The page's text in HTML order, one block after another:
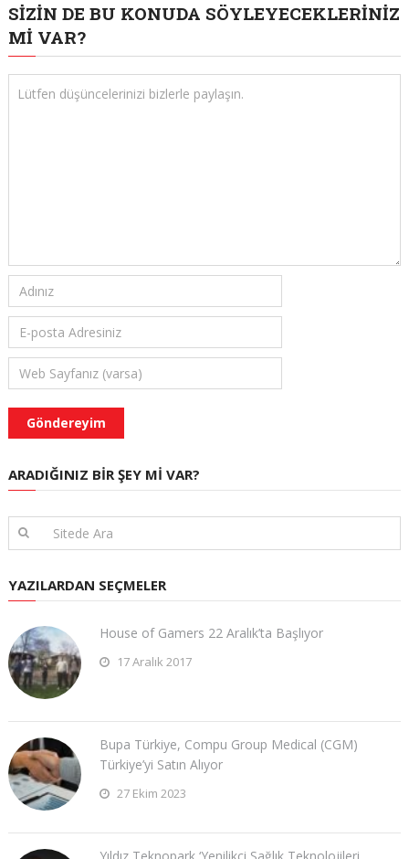
SIZIN DE BU KONUDA SÖYLEYECEKLERINIZ
MI VAR?
ARADIĞINIZ BIR ŞEY MI VAR?
YAZILARDAN SEÇMELER
House of Gamers 22 Aralık’ta Başlıyor
17 Aralık 2017
Bupa Türkiye, Compu Group Medical (CGM)
Türkiye’yi Satın Alıyor
27 Ekim 2023